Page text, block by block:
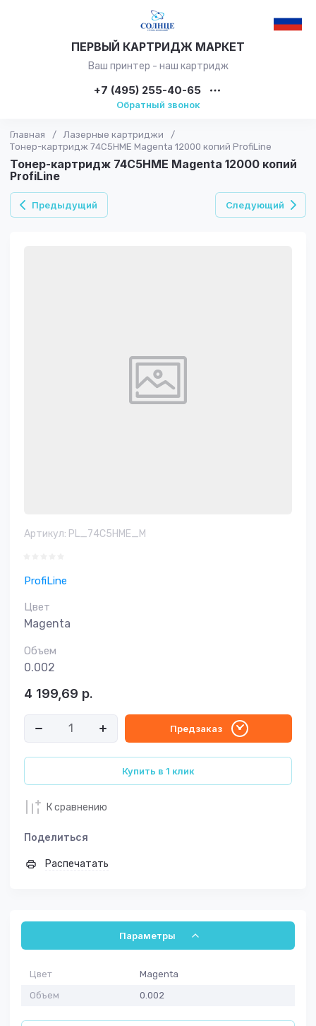
ПЕРВЫЙ КАРТРИДЖ МАРКЕТ
Ваш принтер - наш картридж
+7 (495) 255-40-65
Обратный звонок
Главная / Лазерные картриджи
/
Тонер-картридж 74C5HME Magenta 12000 копий ProfiLine
Тонер-картридж 74C5HME Magenta 12000 копий
ProfiLine
Предыдущий Следующий
Артикул: PL_74C5HME_M
ProfiLine
Цвет
Magenta
Объем
0.002
4 199,69 р.
Предзаказ
Купить в 1 клик
К сравнению
Поделиться
Распечатать
Параметры
Цвет
Magenta
Объем
0.002